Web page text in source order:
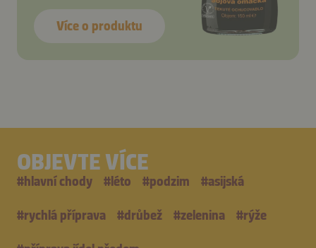
Více o produktu
OBJEVTE VÍCE
#hlavní chody # léto #podzim #asijská
#rychlá příprava #drůbež #zelenina #rýže